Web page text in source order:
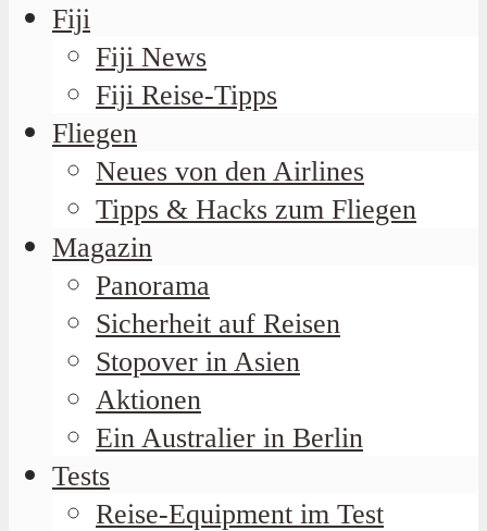
Fiji
Fiji News
Fiji Reise-Tipps
Fliegen
Neues von den Airlines
Tipps & Hacks zum Fliegen
Magazin
Panorama
Sicherheit auf Reisen
Stopover in Asien
Aktionen
Ein Australier in Berlin
Tests
Reise-Equipment im Test